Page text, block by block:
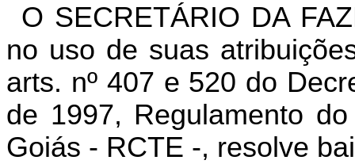
O SECRETÁRIO DA
no uso de suas
arts. nº 407 e 520 do
de 1997, Regulamento
Goiás - RCTE -, resolve